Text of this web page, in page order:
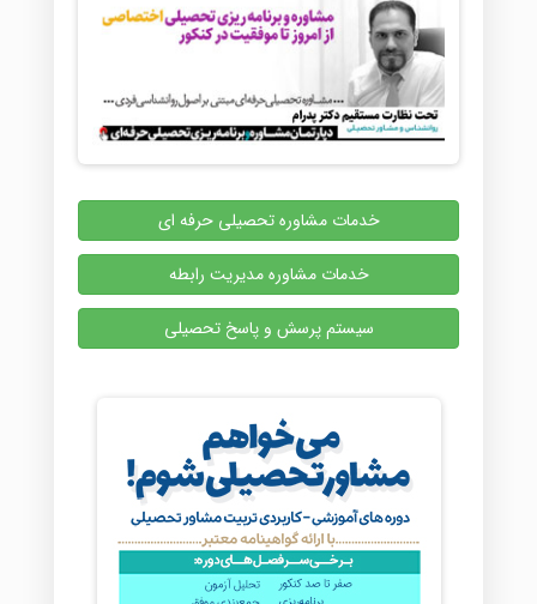
خدمات مشاوره تحصیلی حرفه ای
خدمات مشاوره مدیریت رابطه
سیستم پرسش و پاسخ تحصیلی